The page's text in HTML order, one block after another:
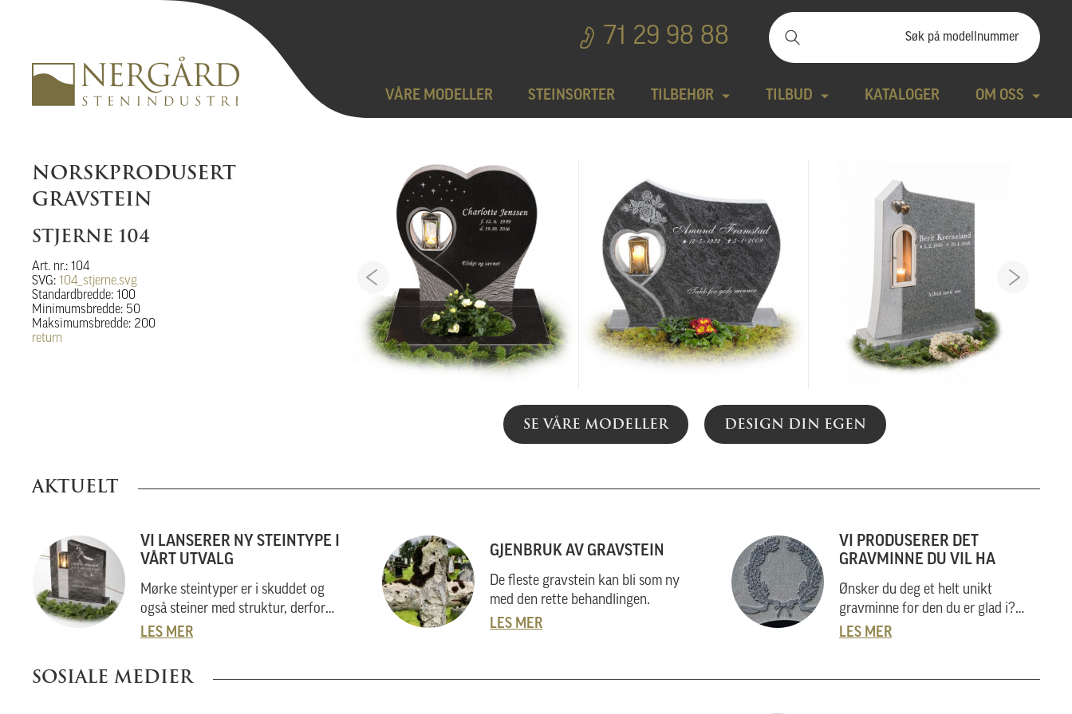
71 29 98 88
VÅRE MODELLER STEINSORTER TILBEHØR
Bronseprodukter
TILBUD
Bronse
Utgåtte modeller
KATALOGER OM OSS
Aktuelt
Design gravstein
Galleri
NORSKPRODUSERT
GRAVSTEIN
STJERNE 104
Art. nr.: 104
SVG:104_stjerne.svg
Standardbredde: 100
Minimumsbredde: 50
Maksimumsbredde: 200
return
SE VÅRE MODELLER DESIGN DIN EGEN
AKTUELT
VI LANSERER NY STEINTYPE I
VÅRT UTVALG
Mørke steintyper er i skuddet og
også steiner med struktur, derfor
Virginia Black
LES MER
GJENBRUK AV GRAVSTEIN
De fleste gravstein kan bli som ny
med den rette behandlingen.
LES MER
VI PRODUSERER DET
GRAVMINNE DU VIL HA
Ønsker du deg et helt unikt
gravminne for den du er glad i?
Nergård Sten utarbeider også helt
LES MER
SOSIALE MEDIER